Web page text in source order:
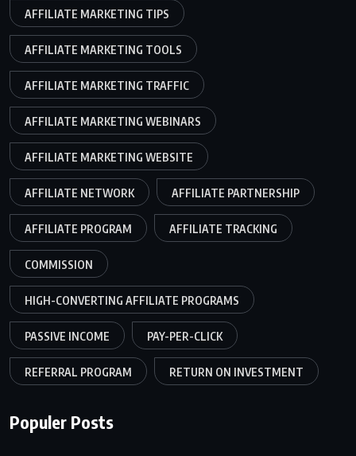
AFFILIATE MARKETING TIPS
AFFILIATE MARKETING TOOLS
AFFILIATE MARKETING TRAFFIC
AFFILIATE MARKETING WEBINARS
AFFILIATE MARKETING WEBSITE
AFFILIATE NETWORK AFFILIATE PARTNERSHIP
AFFILIATE PROGRAM AFFILIATE TRACKING
COMMISSION
HIGH-CONVERTING AFFILIATE PROGRAMS
PASSIVE INCOME PAY-PER-CLICK
REFERRAL PROGRAM RETURN ON INVESTMENT
Populer Posts